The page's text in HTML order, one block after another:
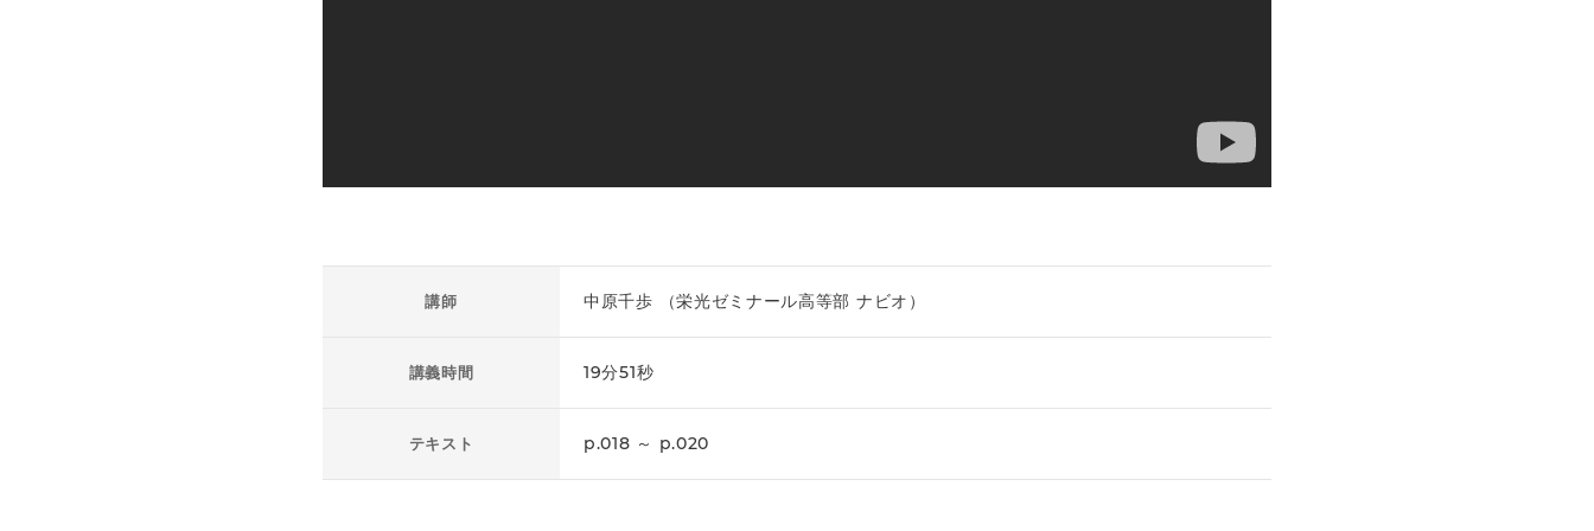
講師 中原千歩 （栄光ゼミナール高等部 ナビオ）
講義時間 19分51秒
テキスト p.018 ～ p.020